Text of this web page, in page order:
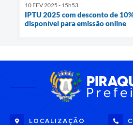
10 FEV 2025 - 15h53
IPTU 2025 com desconto de
disponível para emissão online
LOCALIZAÇÃO